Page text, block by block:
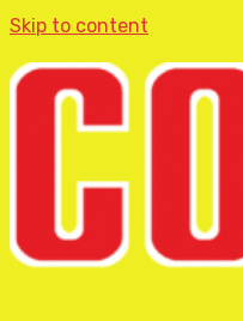
Skip to content